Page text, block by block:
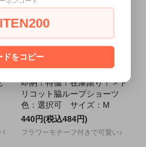
1282D▲＜本店在庫限定＞＜
即納！特価！在庫限り！＞ト
リコット脇ループショーツ
色：選択可 サイズ：M
440円(税込484円)
フラワーモチーフ付きで可愛い♪
ドをコピー